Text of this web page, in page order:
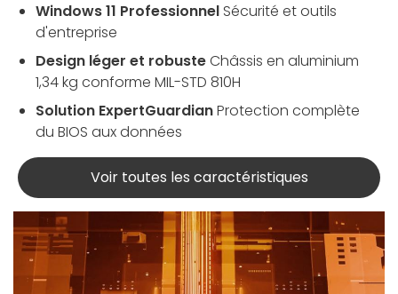
Windows 11 Professionnel Sécurité et outils
d'entreprise
Design léger et robusteChâssis en aluminium
1,34 kg conforme MIL-STD 810H
Solution ExpertGuardianProtection complète
du BIOS aux données
Voir toutes les caractéristiques